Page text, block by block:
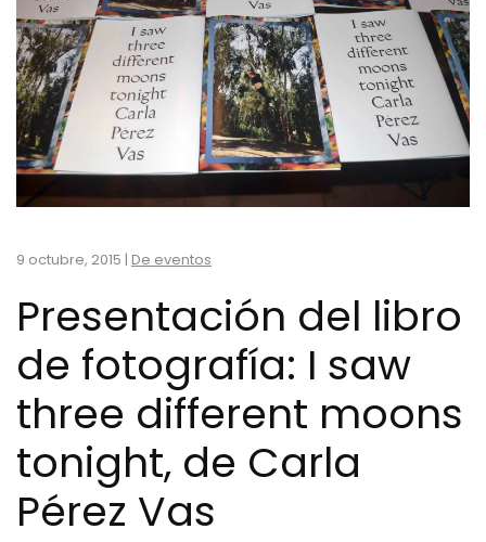
9 octubre, 2015 | De eventos
Presentación del libro
de fotografía: I saw
three different moons
tonight‏, de Carla
Pérez Vas